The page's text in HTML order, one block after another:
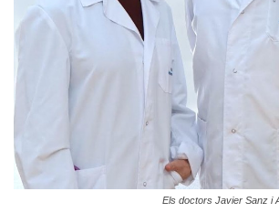
Els doctors Javier Sanz i